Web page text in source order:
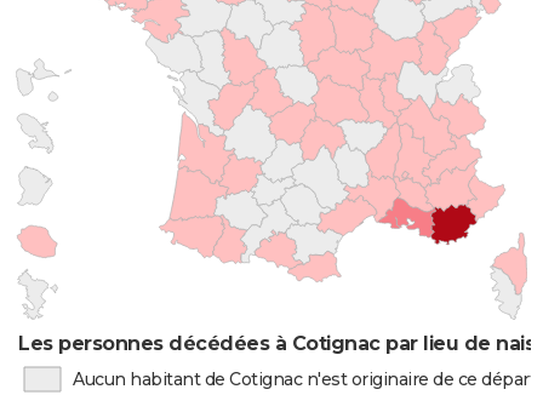
Les personnes décédées à Cotignac par lieu de
Aucun habitant de Cotignac n'est originaire de ce